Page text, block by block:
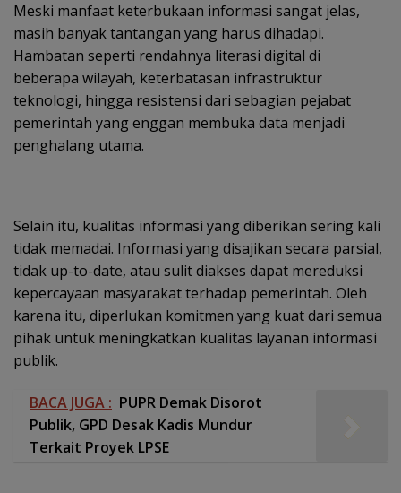
Meski manfaat keterbukaan informasi sangat jelas,
masih banyak tantangan yang harus dihadapi.
Hambatan seperti rendahnya literasi digital di
beberapa wilayah, keterbatasan infrastruktur
teknologi, hingga resistensi dari sebagian pejabat
pemerintah yang enggan membuka data menjadi
penghalang utama.
Selain itu, kualitas informasi yang diberikan sering kali
tidak memadai. Informasi yang disajikan secara parsial,
tidak up-to-date, atau sulit diakses dapat mereduksi
kepercayaan masyarakat terhadap pemerintah. Oleh
karena itu, diperlukan komitmen yang kuat dari semua
pihak untuk meningkatkan kualitas layanan informasi
publik.
BACA JUGA : PUPR Demak Disorot
Publik, GPD Desak Kadis Mundur
Terkait Proyek LPSE